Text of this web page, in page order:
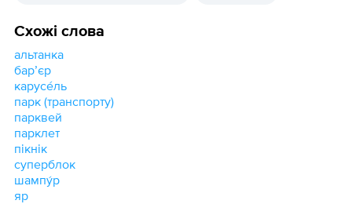
Схожі слова
альтанка
барʼєр
карусе́ль
парк (транспорту)
парквей
парклет
пікнік
суперблок
шампу́р
яр